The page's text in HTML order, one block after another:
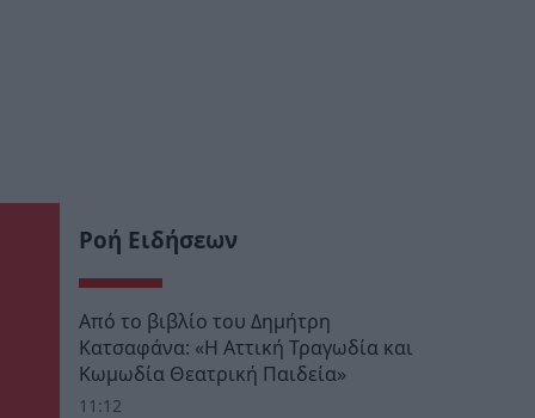
Ροή Ειδήσεων
Από το βιβλίο του Δημήτρη
Κατσαφάνα: «Η Αττική Τραγωδία και
Κωμωδία Θεατρική Παιδεία»
11:12